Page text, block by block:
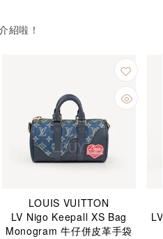
紹啦！
LOUIS VUITTON
LV Nigo Keepall XS Bag
Monogram 牛仔併皮革手袋